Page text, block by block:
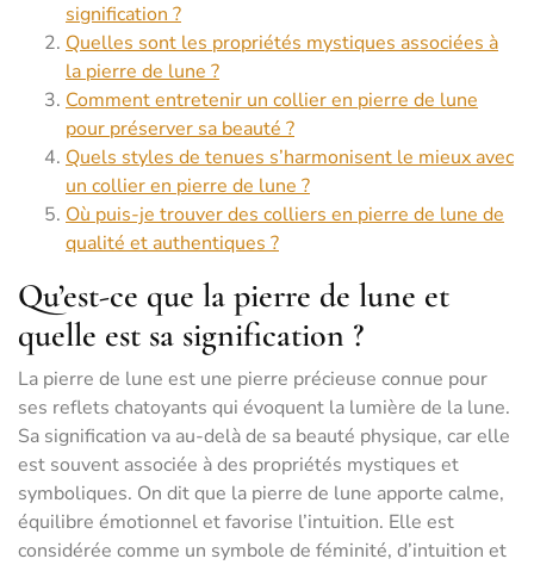
signification ?
Quelles sont les propriétés mystiques associées à
la pierre de lune ?
Comment entretenir un collier en pierre de lune
pour préserver sa beauté ?
Quels styles de tenues s’harmonisent le mieux avec
un collier en pierre de lune ?
Où puis-je trouver des colliers en pierre de lune de
qualité et authentiques ?
Qu’est-ce que la pierre de lune et
quelle est sa signification ?
La pierre de lune est une pierre précieuse connue pour
ses reflets chatoyants qui évoquent la lumière de la lune.
Sa signification va au-delà de sa beauté physique, car elle
est souvent associée à des propriétés mystiques et
symboliques. On dit que la pierre de lune apporte calme,
équilibre émotionnel et favorise l’intuition. Elle est
considérée comme un symbole de féminité, d’intuition et